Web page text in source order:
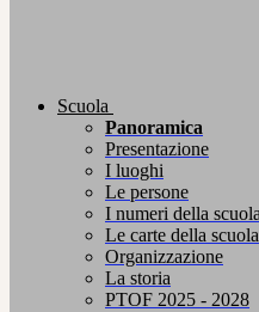
Scuola
Panoramica
Presentazione
I luoghi
Le persone
I numeri della scuola
Le carte della scuola
Organizzazione
La storia
PTOF 2025 - 2028